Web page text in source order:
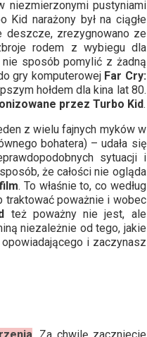
niezmierzonymi pustyniami
narażony był na ciągłe
deszcze, zrezygnowano ze
rodem z wybiegu dla
nie sposób pomylić z żadną
gry komputerowej Far Cry:
hołdem dla kina lat 80.
przez Turbo Kid.
z wielu fajnych myków w
bohatera) – udała się
sytuacji i
że całości nie ogląda
. To właśnie to, co według
traktować poważnie i wobec
też poważny nie jest, ale
niezależnie od tego, jakie
i zaczynasz